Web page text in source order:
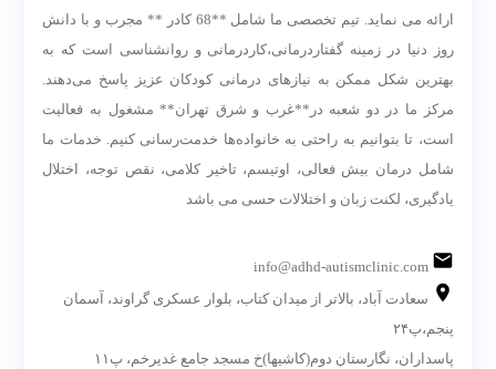
ارائه می نماید. تیم تخصصی ما شامل **68 کادر ** مجرب و با دانش
روز دنیا در زمینه گفتاردرمانی،کاردرمانی و روانشناسی است که به
بهترین شکل ممکن به نیازهای درمانی کودکان عزیز پاسخ می‌دهند.
مرکز ما در دو شعبه در**غرب و شرق تهران** مشغول به فعالیت
است، تا بتوانیم به راحتی به خانواده‌ها خدمت‌رسانی کنیم. خدمات ما
شامل درمان بیش فعالی، اوتیسم، تاخیر کلامی، نقص توجه، اختلال
یادگیری، لکنت زبان و اختلالات حسی می باشد
info@adhd-autismclinic.com
سعادت آباد، بالاتر از میدان کتاب، بلوار عسکری گراوند، آسمان
پنجم،پ۲۴
پاسداران، نگارستان دوم(کاشیها)خ مسجد جامع غدیرخم، پ۱۱